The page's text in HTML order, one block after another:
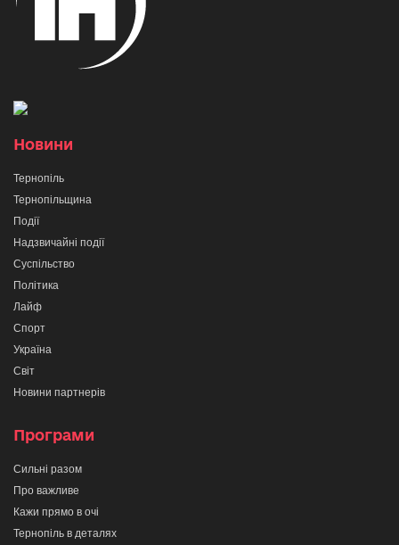
Новини
Тернопіль
Тернопільщина
Події
Надзвичайні події
Суспільство
Політика
Лайф
Спорт
Україна
Світ
Новини партнерів
Програми
Сильні разом
Про важливе
Кажи прямо в очі
Тернопіль в деталях